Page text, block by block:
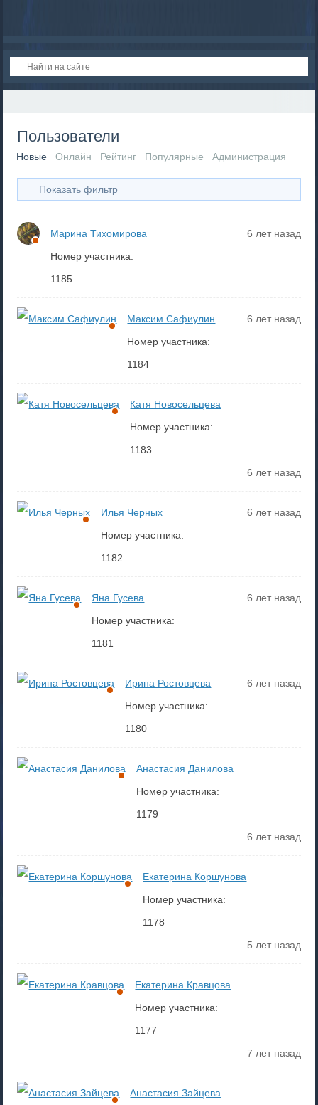
Пользователи
Новые Онлайн Рейтинг Популярные Администрация
Показать фильтр
Марина Тихомирова
Номер участника:
1185
6 лет назад
Максим Сафиулин
Номер участника:
1184
6 лет назад
Катя Новосельцева
Номер участника:
1183
6 лет назад
Илья Черных
Номер участника:
1182
6 лет назад
Яна Гусева
Номер участника:
1181
6 лет назад
Ирина Ростовцева
Номер участника:
1180
6 лет назад
Анастасия Данилова
Номер участника:
1179
6 лет назад
Екатерина Коршунова
Номер участника:
1178
5 лет назад
Екатерина Кравцова
Номер участника:
1177
7 лет назад
Анастасия Зайцева